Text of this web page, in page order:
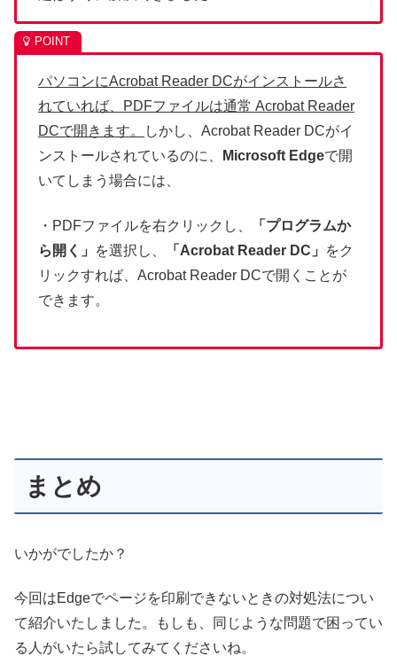
パソコンにAcrobat Reader DCがインストールさ
れていれば、PDFファイルは通常 Acrobat Reader
DCで開きます。
しかし、Acrobat Reader DCがイ
ンストールされているのに、
Microsoft Edgeで開
いてしまう場合には、
・PDFファイルを右クリックし、
「プログラムか
ら開く」
を選択し、 「Acrobat Reader DC」
をク
リックすれば、Acrobat Reader DCで開くことが
できます。
まとめ
いかがでしたか？
今回はEdgeでページを印刷できないときの対処法につい
て紹介いたしました。もしも、同じような問題で困ってい
る人がいたら試してみてくださいね。